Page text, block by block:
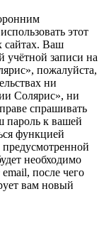
этот
сайтах. Ваш
учётной записи на
пожалуйста,
ни
Солярис», ни
спрашивать
пароль к вашей
функцией
предусмотренной
необходимо
после чего
вам новый